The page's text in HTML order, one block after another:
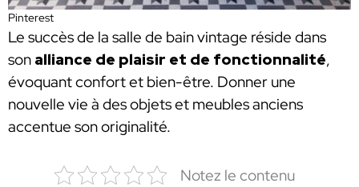
Pinterest
Le succès de la salle de bain vintage réside dans
son alliance de plaisir et de fonctionnalité,
évoquant confort et bien-être. Donner une
nouvelle vie à des objets et meubles anciens
accentue son originalité.
Notez le contenu